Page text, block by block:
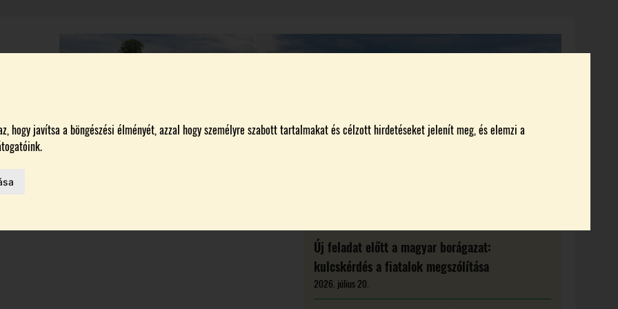
hogy javítsa a böngészési élményét, azzal hogy személyre szabott tartalmakat és célzott hirdetéseket jelenít meg, és elemzi a
BORÁSZATOK MAGYARORSZÁG LEGSZEBB SZŐLŐBIRTOKA 2026 KI KICSODA RENDEZVÉNYEK MAGAZIN
Új feladat előtt a magyar borágazat:
kulcskérdés a fiatalok megszólítása
2026. július 20.